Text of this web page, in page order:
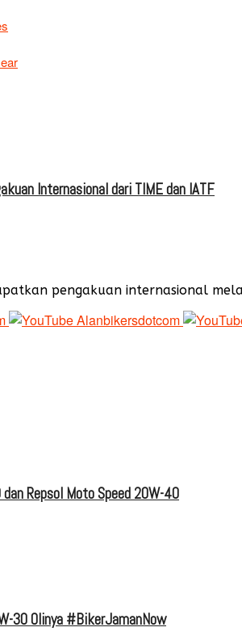
Internasional dari TIME dan IATF
pengakuan internasional
Repsol Moto Speed 20W-40
30 Olinya #BikerJamanNow